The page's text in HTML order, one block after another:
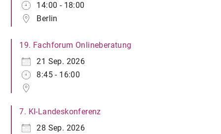
14:00 - 18:00
Berlin
19. Fachforum Onlineberatung
21 Sep. 2026
8:45 - 16:00
7. KI-Landeskonferenz
28 Sep. 2026